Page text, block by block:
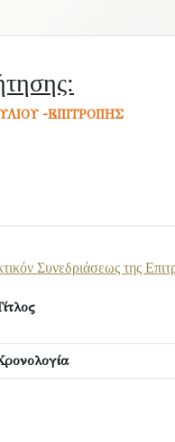
-ΕΠΙΤΡΟΠΗΣ
Συνεδριάσεως της